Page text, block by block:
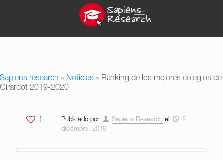
Sapiens research » Noticias » Ranking de los mejores colegios de
Girardot 2019-2020
1 Publicado por Sapiens Research el
5
diciembre, 2019